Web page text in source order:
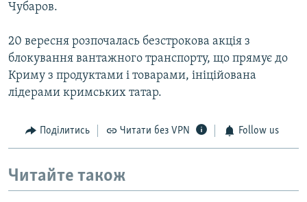
Чубаров.
20 вересня розпочалась безстрокова акція з
блокування вантажного транспорту, що прямує до
Криму з продуктами і товарами, ініційована
лідерами кримських татар.
Поділитись Читати без VPN Follow us
Читайте також